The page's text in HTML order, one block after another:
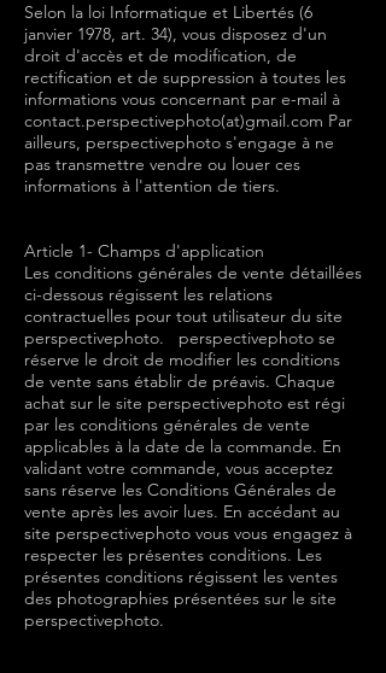
Selon la loi Informatique et Libertés (6
janvier 1978, art. 34), vous disposez d'un
droit d'accès et de modification, de
rectification et de suppression à toutes les
informations vous concernant par e-mail à
contact.perspectivephoto(at)gmail.com Par
ailleurs, perspectivephoto s'engage à ne
pas transmettre vendre ou louer ces
informations à l'attention de tiers.
Article 1- Champs d'application
Les conditions générales de vente détaillées
ci-dessous régissent les relations
contractuelles pour tout utilisateur du site
perspectivephoto. perspectivephoto se
réserve le droit de modifier les conditions
de vente sans établir de préavis. Chaque
achat sur le site perspectivephoto est régi
par les conditions générales de vente
applicables à la date de la commande. En
validant votre commande, vous acceptez
sans réserve les Conditions Générales de
vente après les avoir lues. En accédant au
site perspectivephoto vous vous engagez à
respecter les présentes conditions. Les
présentes conditions régissent les ventes
des photographies présentées sur le site
perspectivephoto.